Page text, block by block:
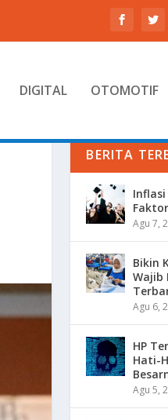
DIGITAL OTOMOTIF
BERITA
Inflasi
Agu 7,
Bikin
Wajib
Agu 6,
HP
Hati-
Agu 5,